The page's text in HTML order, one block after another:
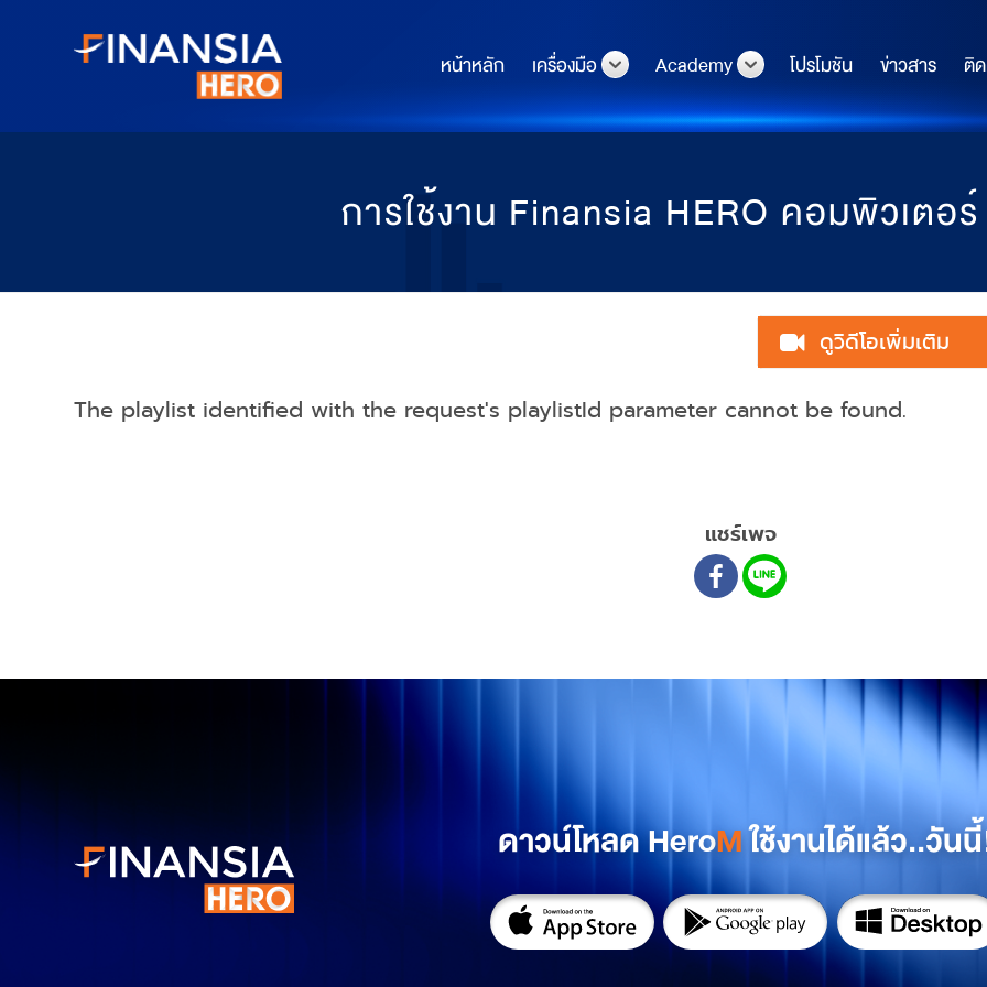
หน้าหลัก เครื่องมือ Academy โปรโมชัน ข่าวสาร ติ
การใช้งาน Finansia HERO คอมพิวเตอ
ดูวิดีโอเพิ่มเติม
The playlist identified with the request's playlistId parameter cannot be found.
แชร์เพจ
ดาวน์โหลด HeroMใช้งานได้แล้ว..วัน